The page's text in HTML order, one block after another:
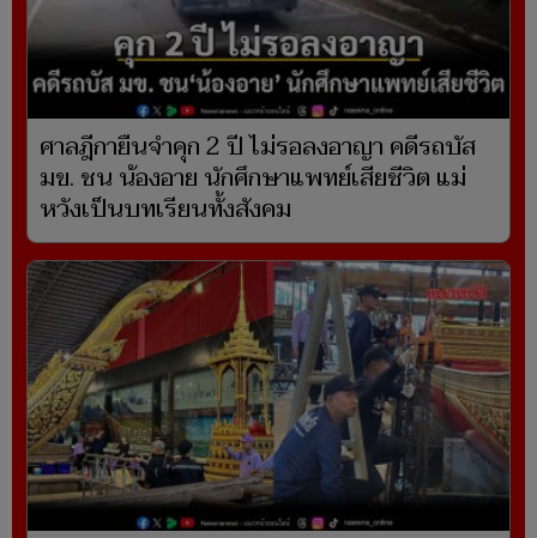
ศาลฎีกายืนจำคุก 2 ปี ไม่รอลงอาญา คดีรถบัส
มข. ชน น้องอาย นักศึกษาแพทย์เสียชีวิต แม่
หวังเป็นบทเรียนทั้งสังคม